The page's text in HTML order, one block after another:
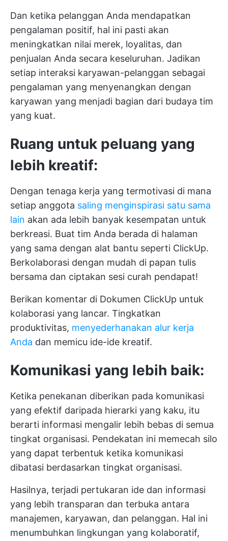
Dan ketika pelanggan Anda mendapatkan
pengalaman positif, hal ini pasti akan
meningkatkan nilai merek, loyalitas, dan
penjualan Anda secara keseluruhan. Jadikan
setiap interaksi karyawan-pelanggan sebagai
pengalaman yang menyenangkan dengan
karyawan yang menjadi bagian dari budaya tim
yang kuat.
Ruang untuk peluang yang
lebih kreatif:
Dengan tenaga kerja yang termotivasi di mana
setiap anggota saling menginspirasi satu sama
lain akan ada lebih banyak kesempatan untuk
berkreasi. Buat tim Anda berada di halaman
yang sama dengan alat bantu seperti ClickUp.
Berkolaborasi dengan mudah di papan tulis
bersama dan ciptakan sesi curah pendapat!
Berikan komentar di Dokumen ClickUp untuk
kolaborasi yang lancar. Tingkatkan
produktivitas, menyederhanakan alur kerja
Anda dan memicu ide-ide kreatif.
Komunikasi yang lebih baik:
Ketika penekanan diberikan pada komunikasi
yang efektif daripada hierarki yang kaku, itu
berarti informasi mengalir lebih bebas di semua
tingkat organisasi. Pendekatan ini memecah silo
yang dapat terbentuk ketika komunikasi
dibatasi berdasarkan tingkat organisasi.
Hasilnya, terjadi pertukaran ide dan informasi
yang lebih transparan dan terbuka antara
manajemen, karyawan, dan pelanggan. Hal ini
menumbuhkan lingkungan yang kolaboratif,